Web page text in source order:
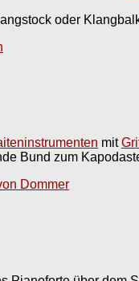
oder
mit
Bund zum
Dommer